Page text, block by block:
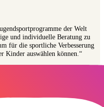
der Welt
und individuelle Beratung zu
für die sportliche Verbesserung
Kinder auswählen können.“